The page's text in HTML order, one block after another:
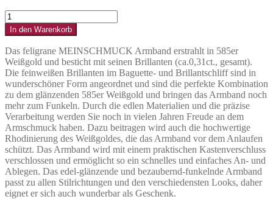
Weißgold
Armband
mit
Brillanten
im
Baguette-
und
Brillantschliff.
Menge
In den Warenkorb
Das feligrane MEINSCHMUCK Armband erstrahlt in 585er
Weißgold und besticht mit seinen Brillanten (ca.0,31ct., gesamt).
Die feinweißen Brillanten im Baguette- und Brillantschliff sind in
wunderschöner Form angeordnet und sind die perfekte Kombination
zu dem glänzenden 585er Weißgold und bringen das Armband noch
mehr zum Funkeln. Durch die edlen Materialien und die präzise
Verarbeitung werden Sie noch in vielen Jahren Freude an dem
Armschmuck haben. Dazu beitragen wird auch die hochwertige
Rhodinierung des Weißgoldes, die das Armband vor dem Anlaufen
schützt. Das Armband wird mit einem praktischen Kastenverschluss
verschlossen und ermöglicht so ein schnelles und einfaches An- und
Ablegen. Das edel-glänzende und bezaubernd-funkelnde Armband
passt zu allen Stilrichtungen und den verschiedensten Looks, daher
eignet er sich auch wunderbar als Geschenk.